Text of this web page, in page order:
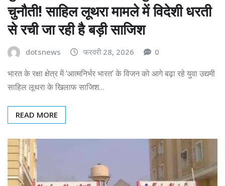
चुनौती! साहिल लूथरा मामले में विदेशी धरती
से रची जा रही है बड़ी साजिश
dotsnews फरवरी 28, 2026 0
भारत के रक्षा क्षेत्र में ‘आत्मनिर्भर भारत’ के विजन को आगे बढ़ा रहे युवा उद्यमी
साहिल लूथरा के खिलाफ साजिश…
READ MORE